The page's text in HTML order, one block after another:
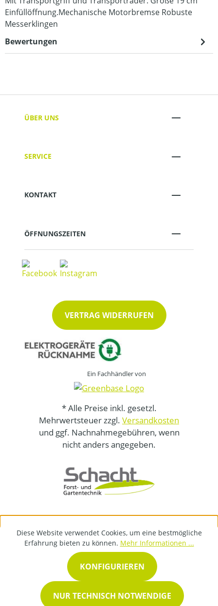
Einfüllöffnung.Mechanische Motorbremse Robuste
Messerklingen
Bewertungen
ÜBER UNS
SERVICE
KONTAKT
ÖFFNUNGSZEITEN
VERTRAG WIDERRUFEN
Ein Fachhändler von
* Alle Preise inkl. gesetzl.
Mehrwertsteuer zzgl. Versandkosten
und ggf. Nachnahmegebühren, wenn
nicht anders angegeben.
Diese Website verwendet Cookies, um eine bestmögliche
Erfahrung bieten zu können. Mehr Informationen ...
NUR TECHNISCH NOTWENDIGE
KONFIGURIEREN